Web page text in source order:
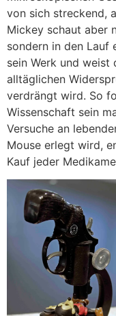
von sich streckend,
Mickey schaut aber
sondern in den Lauf
sein Werk und weist
alltäglichen
verdrängt wird. So
Wissenschaft sein
Versuche an
Mouse erlegt wird,
Kauf jeder